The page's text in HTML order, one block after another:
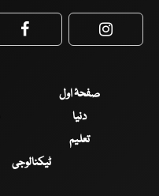
Facebook
صفحۂ اول
دنیا
تعلیم
ٹیکنالوجی